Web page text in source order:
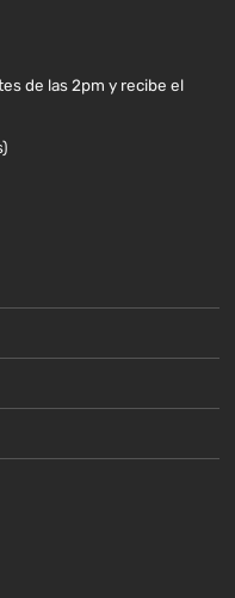
de las 2pm y recibe el